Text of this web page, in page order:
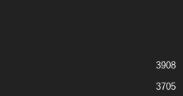
3908
3705